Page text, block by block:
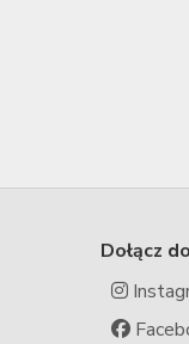
Dołącz